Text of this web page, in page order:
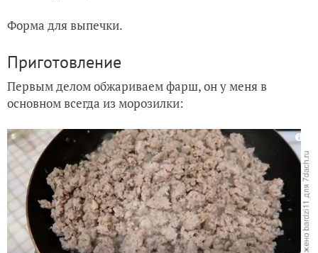
Форма для выпечки.
Приготовление
Первым делом обжариваем фарш, он у меня в
основном всегда из морозилки: